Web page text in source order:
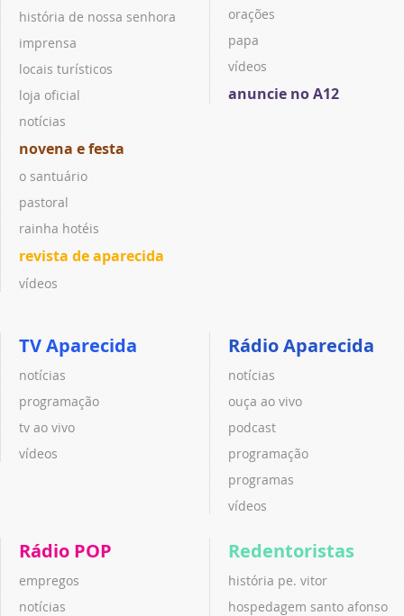
história de nossa senhora
imprensa
locais turísticos
loja oficial
notícias
novena e festa
o santuário
pastoral
rainha hotéis
revista de aparecida
vídeos
orações
papa
vídeos
anuncie no A12
TV Aparecida
notícias
programação
tv ao vivo
vídeos
Rádio Aparecida
notícias
ouça ao vivo
podcast
programação
programas
vídeos
Rádio POP
empregos
notícias
Redentoristas
história pe. vitor
hospedagem santo afonso